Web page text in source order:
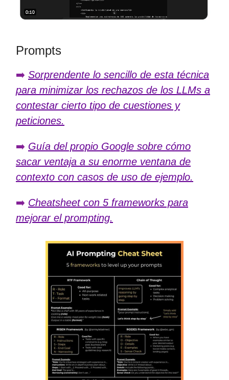
Prompts
➡️ Sorprendente lo sencillo de esta técnica
para minimizar los rechazos de los LLMs a
contestar cierto tipo de cuestiones y
peticiones.
➡️ Guía del propio Google sobre cómo
sacar ventaja a su enorme ventana de
contexto con casos de uso de ejemplo.
➡️ Cheatsheet con 5 frameworks para
mejorar el prompting.